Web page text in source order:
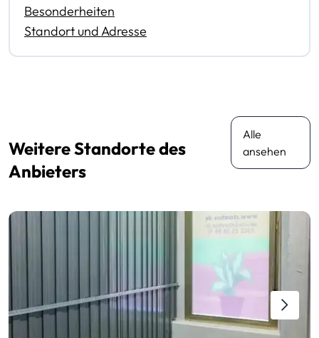
Besonderheiten
Standort und Adresse
Weitere Standorte des
Anbieters
Alle
ansehen